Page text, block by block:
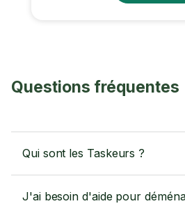
Questions fréquentes
Qui sont les Taskeurs ?
J'ai besoin d'aide pour